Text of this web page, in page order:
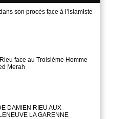
son procès face à l’islamiste
face au Troisième Homme
Merah
DAMIEN RIEU AUX
LA GARENNE